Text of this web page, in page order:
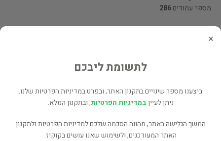
מספר עמודים286
מחיר 69 ₪×
לתשומת ליבכם
ביצענו מספר שינויים בתקנון האתר, ובפרט במדיניות הפרטיות שלנו.
ניתן לעייןבמדיניות הפרטיות, ובתקנון המלא.
המשך הגלישה באתר, מהווה הסכמה שלכם למדיניות הפרטיות ולתקנון
האתר המעודכנים, ולשימוש שאנו עושים בקוקיז.